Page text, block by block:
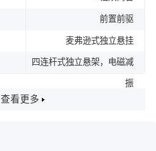
前置前驱
麦弗逊式独立悬挂
四连杆式独立悬架，电磁减
振
查看更多